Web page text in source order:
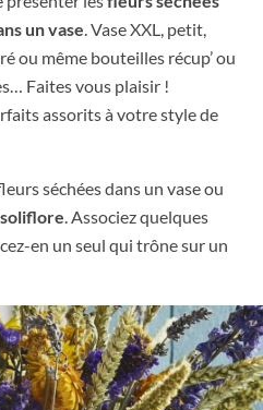
un vase. Vase XXL, petit,
ou même bouteilles récup’ ou
Faites vous plaisir !
assorits à votre style de
séchées dans un vase ou
soliflore. Associez quelques
en un seul qui trône sur un